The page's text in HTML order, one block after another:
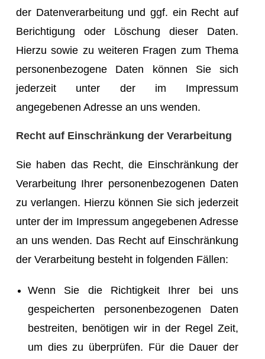
der Datenverarbeitung und ggf. ein Recht auf
Berichtigung oder Löschung dieser Daten.
Hierzu sowie zu weiteren Fragen zum Thema
personenbezogene Daten können Sie sich
jederzeit unter der im Impressum
angegebenen Adresse an uns wenden.
Recht auf Einschränkung der Verarbeitung
Sie haben das Recht, die Einschränkung der
Verarbeitung Ihrer personenbezogenen Daten
zu verlangen. Hierzu können Sie sich jederzeit
unter der im Impressum angegebenen Adresse
an uns wenden. Das Recht auf Einschränkung
der Verarbeitung besteht in folgenden Fällen:
Wenn Sie die Richtigkeit Ihrer bei uns
gespeicherten personenbezogenen Daten
bestreiten, benötigen wir in der Regel Zeit,
um dies zu überprüfen. Für die Dauer der